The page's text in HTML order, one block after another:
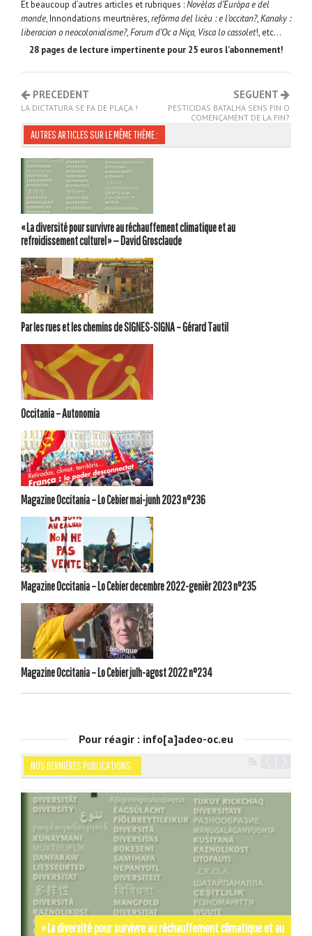
Et beaucoup d’autres articles et rubriques :Novèlas d’Euròpa e del
monde, Innondations meurtrières,refòrma del licèu : e l’occitan?,Kanaky :
liberacion o neocolonialisme?,Forum d’Oc a Niça, Visca lo cassolet!, etc…
28 pages de lecture impertinente pour 25 euros l’abonnement!
PRECEDENT
LA DICTATURA SE FA DE PLAÇA !
SEGUENT
PESTICIDAS BATALHA SENS FIN O
COMENÇAMENT DE LA FIN?
AUTRES ARTICLES SUR LE MÊME THÈME :
« La diversité pour survivre au réchauffement climatique et au
refroidissement culturel » — David Grosclaude
Par les rues et les chemins de SIGNES-SIGNA – Gérard Tautil
Occitania – Autonomia
Magazine Occitania – Lo Cebier mai-junh 2023 n°236
Magazine Occitania – Lo Cebier decembre 2022-genièr 2023 n°235
Magazine Occitania – Lo Cebier julh-agost 2022 n°234
Pour réagir : info[a]adeo-oc.eu
NOS DERNIÈRES PUBLICATIONS :
Navigation
« La diversité pour survivre au réchauffement climatique et au